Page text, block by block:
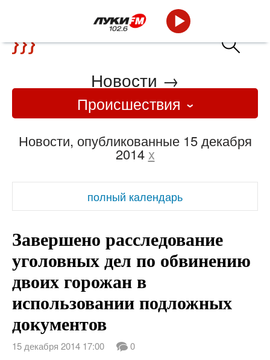
Новости →
Происшествия
Новости, опубликованные 15 декабря
2014 x
полный календарь
Завершено расследование
уголовных дел по обвинению
двоих горожан в
использовании подложных
документов
15 декабря 2014 17:00 0